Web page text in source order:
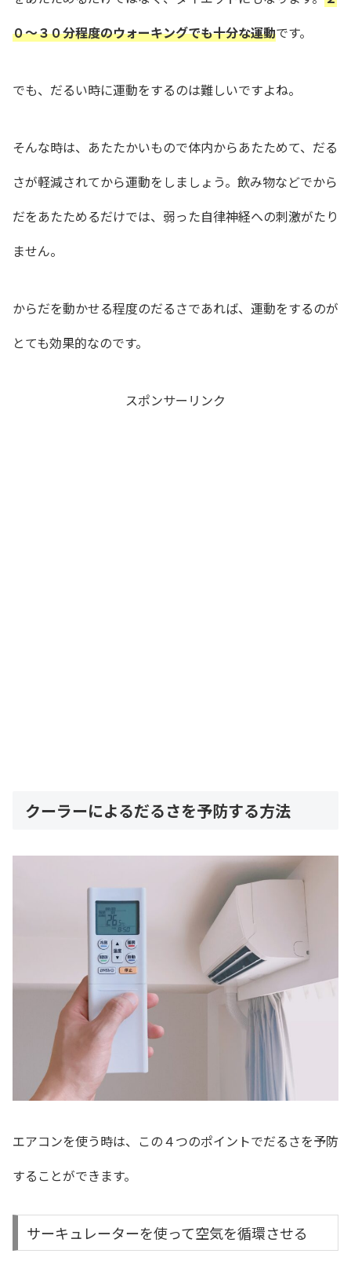
０〜３０分程度のウォーキングでも十分な運動です。
でも、だるい時に運動をするのは難しいですよね。
そんな時は、あたたかいもので体内からあたためて、だる
さが軽減されてから運動をしましょう。飲み物などでから
だをあたためるだけでは、弱った自律神経への刺激がたり
ません。
からだを動かせる程度のだるさであれば、運動をするのが
とても効果的なのです。
スポンサーリンク
クーラーによるだるさを予防する方法
エアコンを使う時は、この４つのポイントでだるさを予防
することができます。
サーキュレーターを使って空気を循環させる